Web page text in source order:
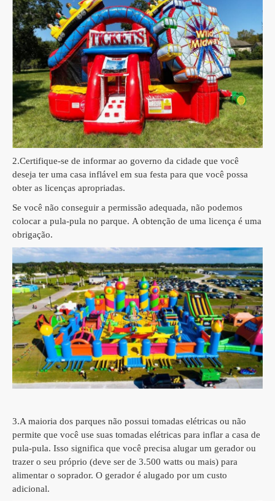
2.Certifique-se de informar ao governo da cidade que você
deseja ter uma casa inflável em sua festa para que você possa
obter as licenças apropriadas.
Se você não conseguir a permissão adequada, não podemos
colocar a pula-pula no parque. A obtenção de uma licença é uma
obrigação.
3.A maioria dos parques não possui tomadas elétricas ou não
permite que você use suas tomadas elétricas para inflar a casa de
pula-pula. Isso significa que você precisa alugar um gerador ou
trazer o seu próprio (deve ser de 3.500 watts ou mais) para
alimentar o soprador. O gerador é alugado por um custo
adicional.